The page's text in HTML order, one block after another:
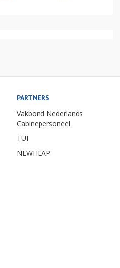
PARTNERS
Vakbond Nederlands
Cabinepersoneel
TUI
NEWHEAP